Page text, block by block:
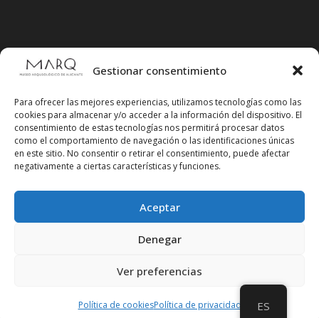
Gestionar consentimiento
Para ofrecer las mejores experiencias, utilizamos tecnologías como las
cookies para almacenar y/o acceder a la información del dispositivo. El
consentimiento de estas tecnologías nos permitirá procesar datos
como el comportamiento de navegación o las identificaciones únicas
en este sitio. No consentir o retirar el consentimiento, puede afectar
negativamente a ciertas características y funciones.
Aceptar
Denegar
Ver preferencias
Política de cookiesPolítica de privacidad
Síguenos en redes sociales
ES